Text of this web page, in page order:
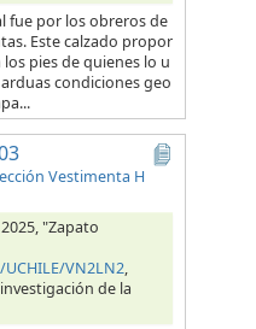
fue por los obreros de
Este calzado propor
pies de quienes lo u
condiciones geo
Vestimenta H
"Zapato
VN2LN2,
de la